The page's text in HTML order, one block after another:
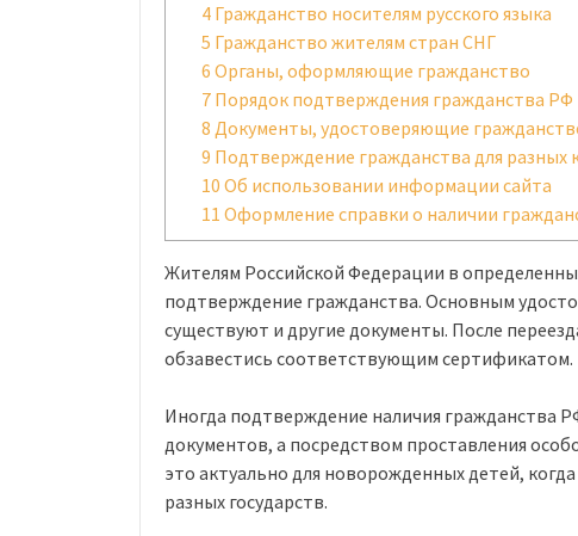
4 Гражданство носителям русского языка
5 Гражданство жителям стран СНГ
6 Органы, оформляющие гражданство
7 Порядок подтверждения гражданства РФ
8 Документы, удостоверяющие
9 Подтверждение гражданства для разных
10 Об использовании информации сайта
11 Оформление справки о наличии
Жителям Российской Федерации в
подтверждение гражданства. Основным
существуют и другие документы. После
обзавестись соответствующим сертификатом.
Иногда подтверждение наличия гражданства
документов, а посредством проставления
это актуально для новорожденных детей,
разных государств.